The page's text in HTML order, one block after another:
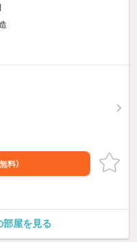
無料）
部屋を見る